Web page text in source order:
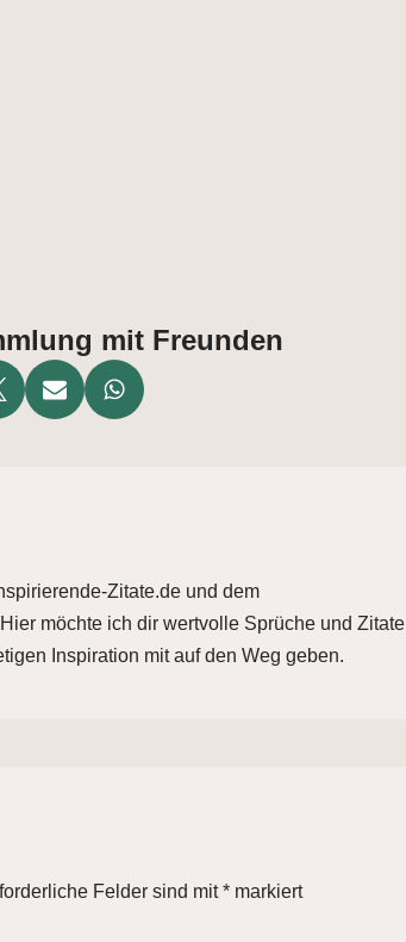
mit Freunden
Zitate.de und dem
möchte ich dir wertvolle Sprüche und Zitate
Inspiration mit auf den Weg geben.
Felder sind mit* markiert